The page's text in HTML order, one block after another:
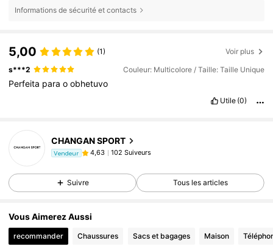
Informations de sécurité et contacts
5,00 (1) Voir plus
s***2 Couleur: Multicolore / Taille: Taille Unique
Perfeita paraoobhetuvo
Utile (0)
CHANGAN SPORT
Vendeur 4,63 102 Suiveurs
Suivre Tous les articles
Vous Aimerez Aussi
recommander Chaussures Sacs et bagages Maison